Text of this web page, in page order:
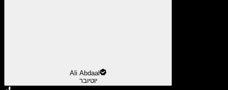
Ali Abdaal
יוטיובר